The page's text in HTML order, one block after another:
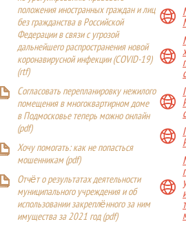
положения иностранных граждан и лиц
без гражданства в Российской
Федерации в связи с угрозой
дальнейшего распространения новой
коронавирусной инфекции (COVID-19)
(rtf)
Согласовать перепланировку нежилого
помещения в многоквартирном доме
в Подмосковье теперь можно онлайн
(pdf)
Хочу помогать: как не попасться
мошенникам (pdf)
Отчёт о результатах деятельности
муниципального учреждения и об
использовании закреплённого за ним
имущества за 2021 год (pdf)